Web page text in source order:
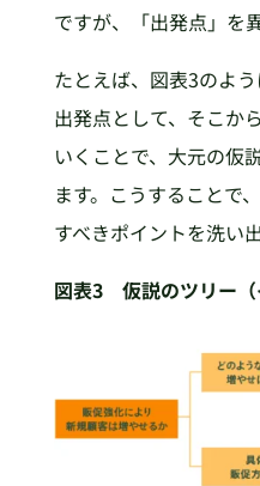
ですが、「出発点」を
たとえば、図表3のよ
出発点として、そこか
いくことで、大元の仮
ます。こうすることで
すべきポイントを洗い
図表3 仮説のツリー（